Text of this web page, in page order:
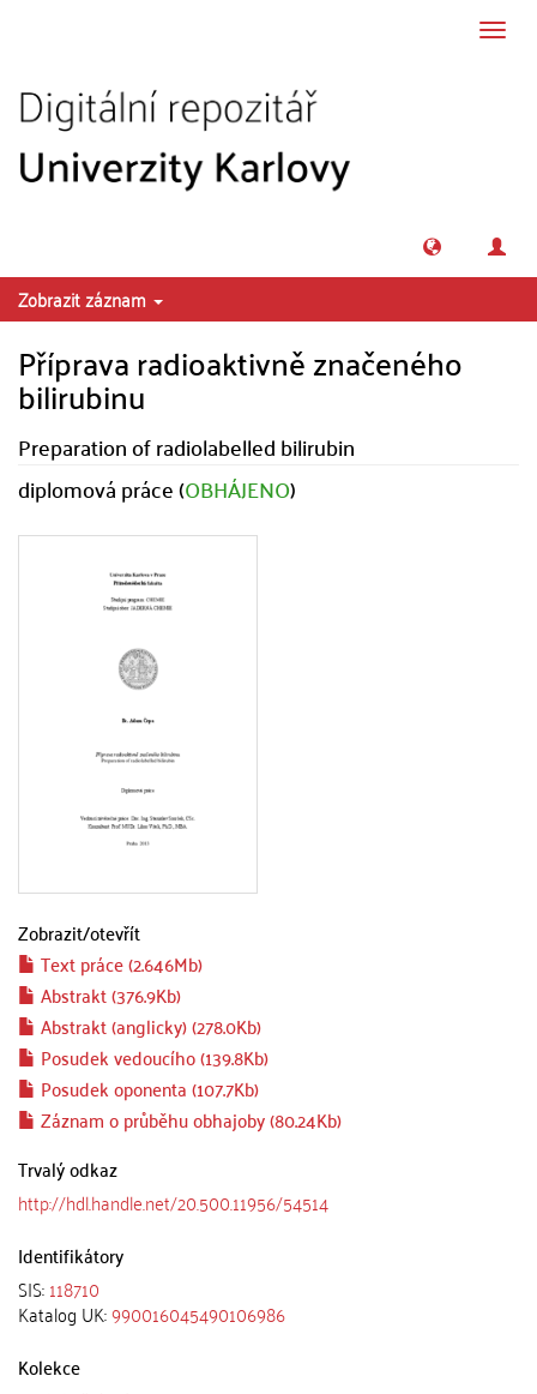
Zobrazit záznam
Příprava radioaktivně značeného
bilirubinu
Preparation of radiolabelled bilirubin
diplomová práce (OBHÁJENO)
Zobrazit/otevřít
Text práce (2.646Mb)
Abstrakt (376.9Kb)
Abstrakt (anglicky) (278.0Kb)
Posudek vedoucího (139.8Kb)
Posudek oponenta (107.7Kb)
Záznam o průběhu obhajoby (80.24Kb)
Trvalý odkaz
http://hdl.handle.net/20.500.11956/54514
Identifikátory
SIS:118710
Katalog UK:990016045490106986
Kolekce